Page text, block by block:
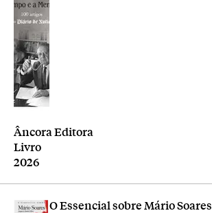
Editora
Âncora Editora
Tipologia
Livro
Ano
2026
O Essencial sobre Mário Soares